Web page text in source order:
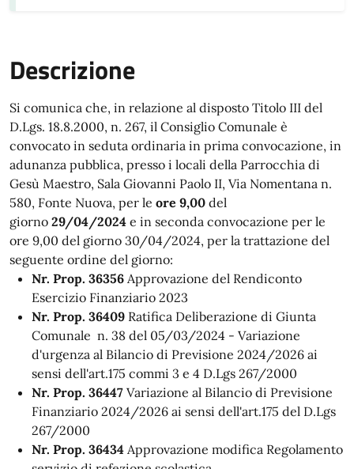
Descrizione
Si comunica che, in relazione al disposto Titolo III del
D.Lgs. 18.8.2000, n. 267, il Consiglio Comunale è
convocato in seduta ordinaria in prima convocazione, in
adunanza pubblica, presso i locali della Parrocchia di
Gesù Maestro, Sala Giovanni Paolo II, Via Nomentana n.
580, Fonte Nuova, per le ore 9,00 del
giorno 29/04/2024 e in seconda convocazione per le
ore 9,00 del giorno 30/04/2024, per la trattazione del
seguente ordine del giorno:
Nr. Prop. 36356 Approvazione del Rendiconto
Esercizio Finanziario 2023
Nr. Prop. 36409 Ratifica Deliberazione di Giunta
Comunale n. 38 del 05/03/2024 - Variazione
d'urgenza al Bilancio di Previsione 2024/2026 ai
sensi dell'art.175 commi 3 e 4 D.Lgs 267/2000
Nr. Prop. 36447 Variazione al Bilancio di Previsione
Finanziario 2024/2026 ai sensi dell'art.175 del D.Lgs
267/2000
Nr. Prop. 36434 Approvazione modifica Regolamento